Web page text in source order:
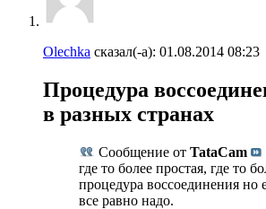
Olechka сказал(-а): 01.08.2014 08:23
Процедура
в разных странах
Сообщение от TataCam
где то более простая, где то
процедура воссоединения но
все равно надо.